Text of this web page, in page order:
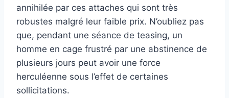
annihilée par ces attaches qui sont très
robustes malgré leur faible prix. N’oubliez pas
que, pendant une séance de teasing, un
homme en cage frustré par une abstinence de
plusieurs jours peut avoir une force
herculéenne sous l’effet de certaines
sollicitations.